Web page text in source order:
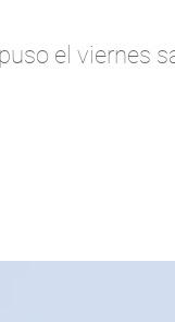
el viernes